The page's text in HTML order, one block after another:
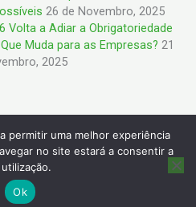
26 de Novembro, 2025
Volta a Adiar a Obrigatoriedade
Muda para as Empresas? 21
2025
| Powered by Ideias e
permitir uma melhor experiência
no site estará a consentir a
Ok